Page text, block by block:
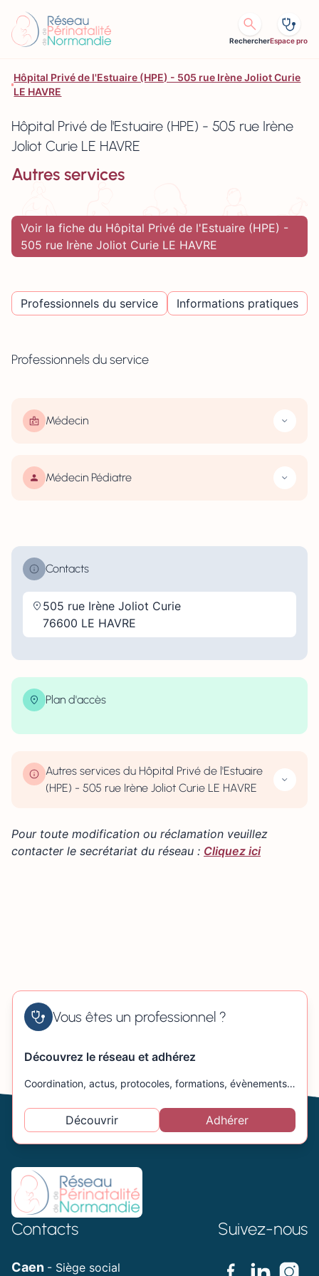
RechercherEspace pro
Hôpital Privé de l'Estuaire (HPE) - 505 rue Irène Joliot Curie
LE HAVRE
Hôpital Privé de l'Estuaire (HPE) - 505 rue Irène
Joliot Curie LE HAVRE
Autres services
Voir la fiche du Hôpital Privé de l'Estuaire (HPE) -
505 rue Irène Joliot Curie LE HAVRE
Professionnels du service Informations pratiques
Professionnels du service
Médecin
Médecin Pédiatre
Contacts
505 rue Irène Joliot Curie
76600 LE HAVRE
Plan d'accès
×
−Autres services du Hôpital Privé de l'Estuaire
(HPE) - 505 rue Irène Joliot Curie LE HAVRE
Pour toute modification ou réclamation veuillez
contacter le secrétariat du réseau : Cliquez ici
Vous êtes un professionnel ?
Découvrez le réseau et adhérez
Coordination, actus, protocoles, formations, évènements…
Découvrir Adhérer
Contacts
Caen - Siège social
Suivez-nous